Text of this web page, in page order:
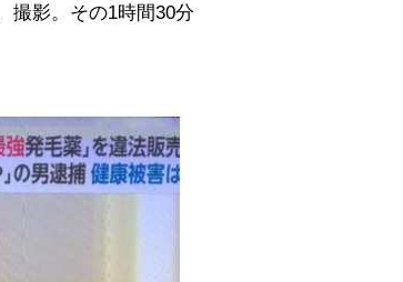
撮影。その1時間30分